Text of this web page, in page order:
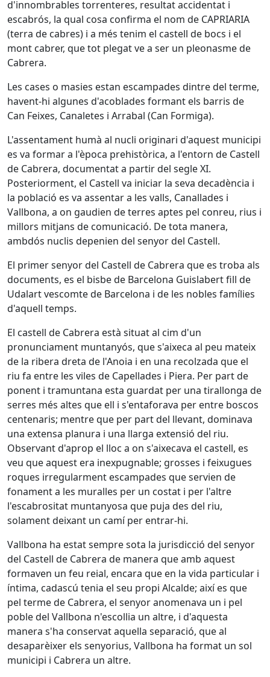
d'innombrables torrenteres, resultat accidentat i
escabrós, la qual cosa confirma el nom de CAPRIARIA
(terra de cabres) i a més tenim el castell de bocs i el
mont cabrer, que tot plegat ve a ser un pleonasme de
Cabrera.
Les cases o masies estan escampades dintre del terme,
havent-hi algunes d'acoblades formant els barris de
Can Feixes, Canaletes i Arrabal (Can Formiga).
L'assentament humà al nucli originari d'aquest municipi
es va formar a l'època prehistòrica, a l'entorn de Castell
de Cabrera, documentat a partir del segle XI.
Posteriorment, el Castell va iniciar la seva decadència i
la població es va assentar a les valls, Canallades i
Vallbona, a on gaudien de terres aptes pel conreu, rius i
millors mitjans de comunicació. De tota manera,
ambdós nuclis depenien del senyor del Castell.
El primer senyor del Castell de Cabrera que es troba als
documents, es el bisbe de Barcelona Guislabert fill de
Udalart vescomte de Barcelona i de les nobles famílies
d'aquell temps.
El castell de Cabrera està situat al cim d'un
pronunciament muntanyós, que s'aixeca al peu mateix
de la ribera dreta de l'Anoia i en una recolzada que el
riu fa entre les viles de Capellades i Piera. Per part de
ponent i tramuntana esta guardat per una tirallonga de
serres més altes que ell i s'entaforava per entre boscos
centenaris; mentre que per part del llevant, dominava
una extensa planura i una llarga extensió del riu.
Observant d'aprop el lloc a on s'aixecava el castell, es
veu que aquest era inexpugnable; grosses i feixugues
roques irregularment escampades que servien de
fonament a les muralles per un costat i per l'altre
l'escabrositat muntanyosa que puja des del riu,
solament deixant un camí per entrar-hi.
Vallbona ha estat sempre sota la jurisdicció del senyor
del Castell de Cabrera de manera que amb aquest
formaven un feu reial, encara que en la vida particular i
íntima, cadascú tenia el seu propi Alcalde; així es que
pel terme de Cabrera, el senyor anomenava un i pel
poble del Vallbona n'escollia un altre, i d'aquesta
manera s'ha conservat aquella separació, que al
desaparèixer els senyorius, Vallbona ha format un sol
municipi i Cabrera un altre.